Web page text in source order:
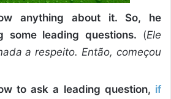
anything about it. So, he
some leading questions. (Ele
a respeito. Então, começou
to ask a leading question, if